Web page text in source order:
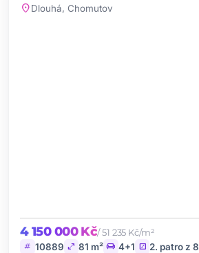
location_onDlouhá, Chomutov
4 150 000 Kč/ 51 235 Kč/m²
tag 10889 open_in_full 81 m² chair 4+1 stairs 2. patro z 8